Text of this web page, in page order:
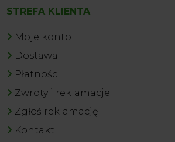
STREFA KLIENTA
Moje konto
Dostawa
Płatności
Zwroty i reklamacje
Zgłoś reklamację
Kontakt